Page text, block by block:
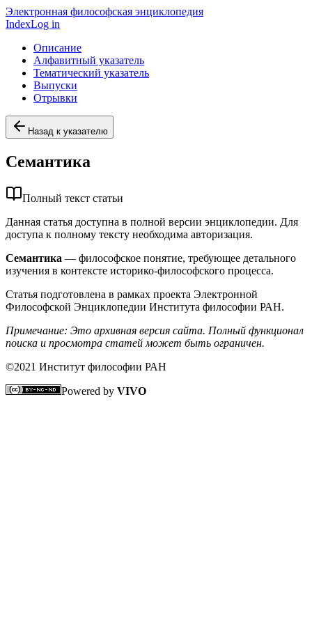
Электронная философская энциклопедия
IndexLog in
Описание
Алфавитный указатель
Тематический указатель
Выпуски
Отрывки
Назад к указателю
Семантика
Полный текст статьи
Данная статья доступна в полной версии энциклопедии. Для
доступа к полному тексту необходима авторизация.
Семантика — философское понятие, требующее детального
изучения в контексте историко-философского процесса.
Статья подготовлена в рамках проекта Электронной
Философской Энциклопедии Института философии РАН.
Примечание: Это архивная версия сайта. Полный функционал
поиска и просмотра статей может быть ограничен.
©2021 Институт философии РАН
Powered by VIVO